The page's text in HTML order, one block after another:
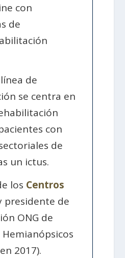
con
de
de
se centra en
con
de
un ictus.
los Centros
presidente de
ONG de
Hemianópsicos
2017).